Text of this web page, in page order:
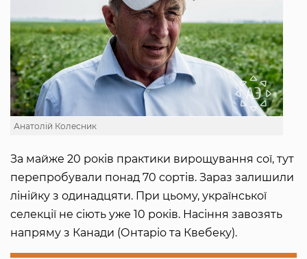
Анатолій Колесник
За майже 20 років практики вирощування сої, тут
перепробували понад 70 сортів. Зараз залишили
лінійку з одинадцяти. При цьому, української
селекції не сіють уже 10 років. Насіння завозять
напряму з Канади (Онтаріо та Квебеку).